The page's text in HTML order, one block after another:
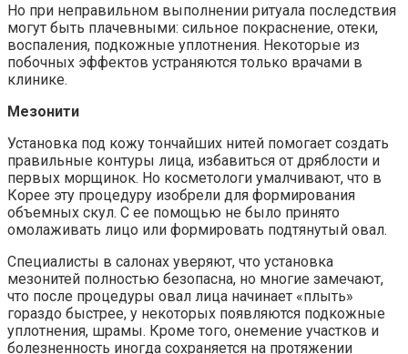
Но при неправильном выполнении ритуала последствия
могут быть плачевными: сильное покраснение, отеки,
воспаления, подкожные уплотнения. Некоторые из
побочных эффектов устраняются только врачами в
клинике.
Мезонити
Установка под кожу тончайших нитей помогает создать
правильные контуры лица, избавиться от дряблости и
первых морщинок. Но косметологи умалчивают, что в
Корее эту процедуру изобрели для формирования
объемных скул. С ее помощью не было принято
омолаживать лицо или формировать подтянутый овал.
Специалисты в салонах уверяют, что установка
мезонитей полностью безопасна, но многие замечают,
что после процедуры овал лица начинает «плыть»
гораздо быстрее, у некоторых появляются подкожные
уплотнения, шрамы. Кроме того, онемение участков и
болезненность иногда сохраняется на протяжении